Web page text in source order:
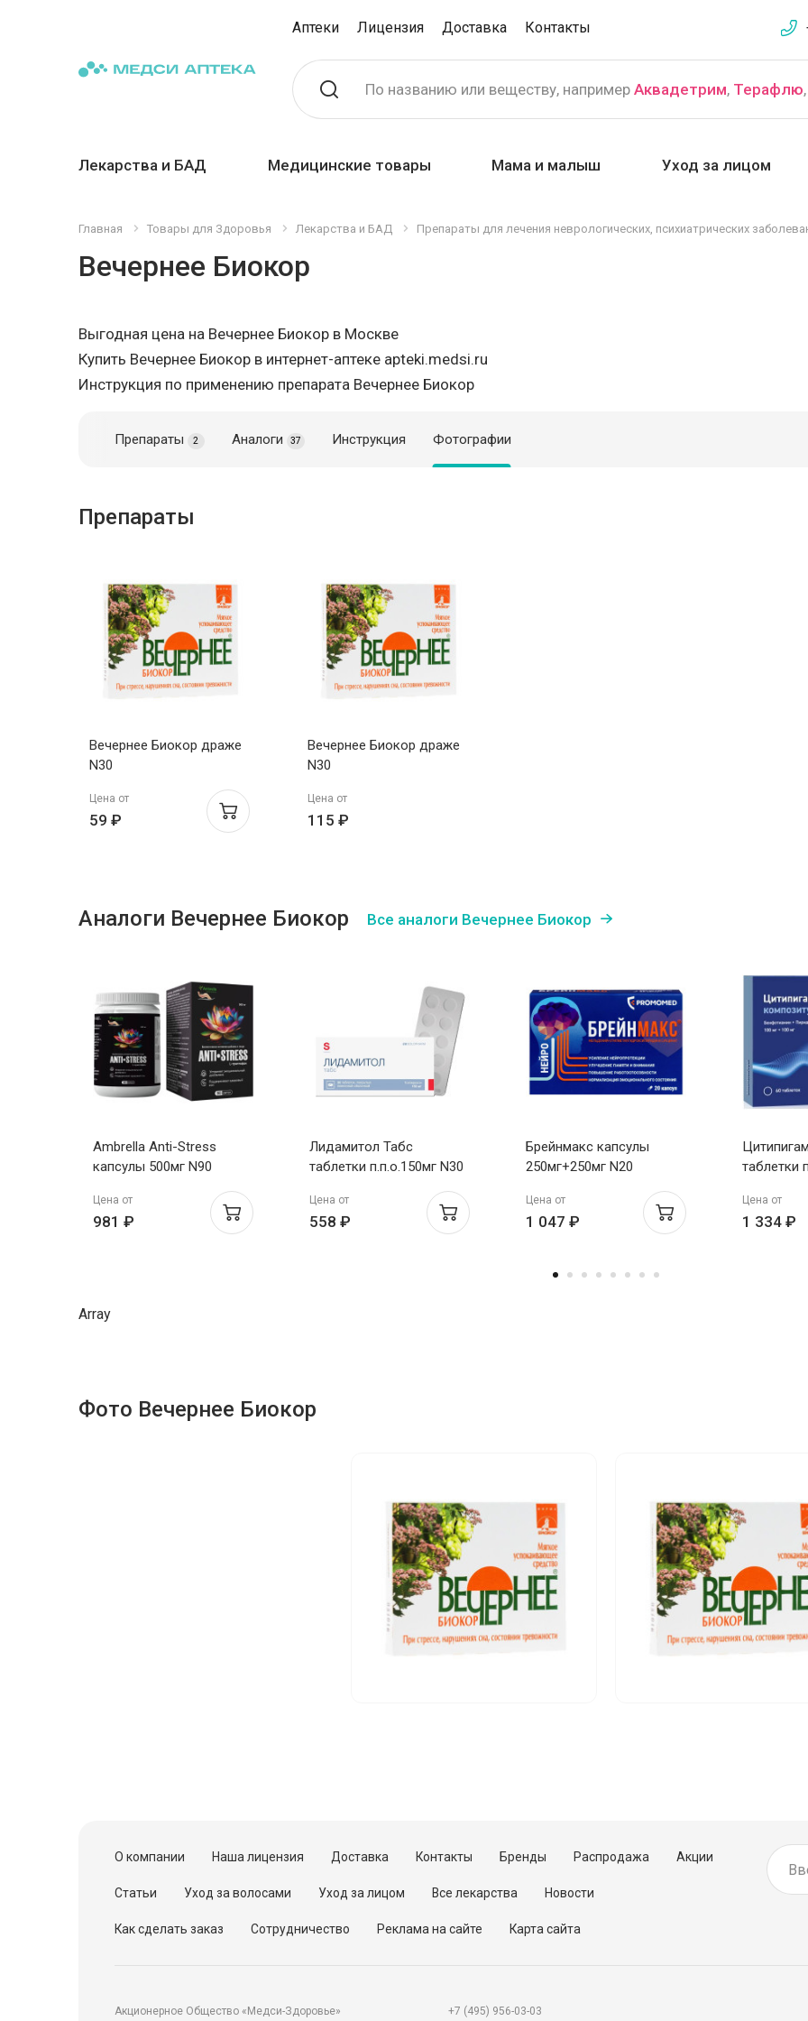
Аптеки Лицензия Доставка Контакты
По названию или веществу, например Аквадетрим, Терафлю,
Лекарства и БАД Медицинские товары Мама и малыш Уход за лицом
Главная Товары для Здоровья Лекарства и БАД Препараты для лечения неврологических, психиатрических
Вечернее Биокор
Выгодная цена на Вечернее Биокор в Москве
Купить Вечернее Биокор в интернет-аптеке apteki.medsi.ru
Инструкция по применению препарата Вечернее Биокор
Препараты 2 Аналоги 37 Инструкция Фотографии
Препараты
Вечернее Биокор драже
N30
Цена от
59 ₽
Вечернее Биокор драже
N30
Цена от
115 ₽
Аналоги Вечернее Биокор Все аналоги Вечернее Биокор
Ambrella Anti-Stress
капсулы 500мг N90
Цена от
981 ₽
Лидамитол Табс
таблетки п.п.о.150мг N30
Цена от
558 ₽
Брейнмакс капсулы
250мг+250мг N20
Цена от
1 047 ₽
таблетки
Цена от
1 334 ₽
Array
Фото Вечернее Биокор
О компании Наша лицензия Доставка Контакты Бренды Распродажа Акции
Статьи Уход за волосами Уход за лицом Все лекарства Новости
Как сделать заказ Сотрудничество Реклама на сайте Карта сайта
Акционерное Общество «Медси-Здоровье» +7 (495) 956-03-03